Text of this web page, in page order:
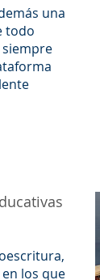
una
todo
siempre
los que